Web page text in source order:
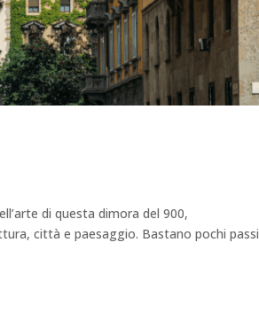
di questa dimora del 900,
città e paesaggio. Bastano pochi passi